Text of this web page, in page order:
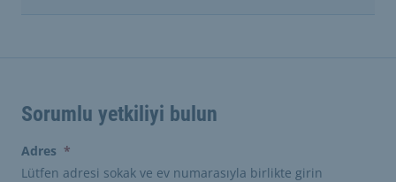
Sorumlu yetkiliyi bulun
Adres *
Lütfen adresi sokak ve ev numarasıyla birlikte girin